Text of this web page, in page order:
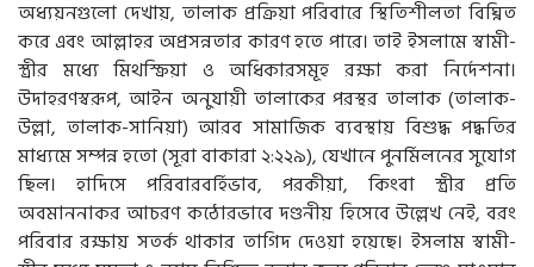
অধ্যয়নগুলো দেখায়, তালাক প্রক্রিয়া পরিবারে স্থিতিশীলতা বিঘ্নিত
করে এবং আল্লাহর অপ্রসন্নতার কারণ হতে পারে। তাই ইসলামে স্বামী-
স্ত্রীর মধ্যে মিথস্ক্রিয়া ও অধিকারসমূহ রক্ষা করা নির্দেশনা।
উদাহরণস্বরূপ, আইন অনুযায়ী তালাকের পরস্থর তালাক (তালাক-
উল্লা, তালাক-সানিয়া) আরব সামাজিক ব্যবস্থায় বিশুদ্ধ পদ্ধতির
মাধ্যমে সম্পন্ন হতো (সূরা বাকারা ২:২২৯), যেখানে পুনর্মিলনের সুযোগ
ছিল। হাদিসে পরিবারবর্হিভাব, পরকীয়া, কিংবা স্ত্রীর প্রতি
অবমাননাকর আচরণ কঠোরভাবে দণ্ডনীয় হিসেবে উল্লেখ নেই, বরং
পরিবার রক্ষায় সতর্ক থাকার তাগিদ দেওয়া হয়েছে। ইসলাম স্বামী-